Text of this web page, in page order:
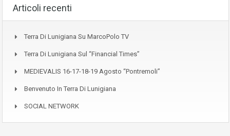
Articoli recenti
Terra Di Lunigiana Su MarcoPolo TV
Terra Di Lunigiana Sul “Financial Times”
MEDIEVALIS 16-17-18-19 Agosto “Pontremoli”
Benvenuto In Terra Di Lunigiana
SOCIAL NETWORK